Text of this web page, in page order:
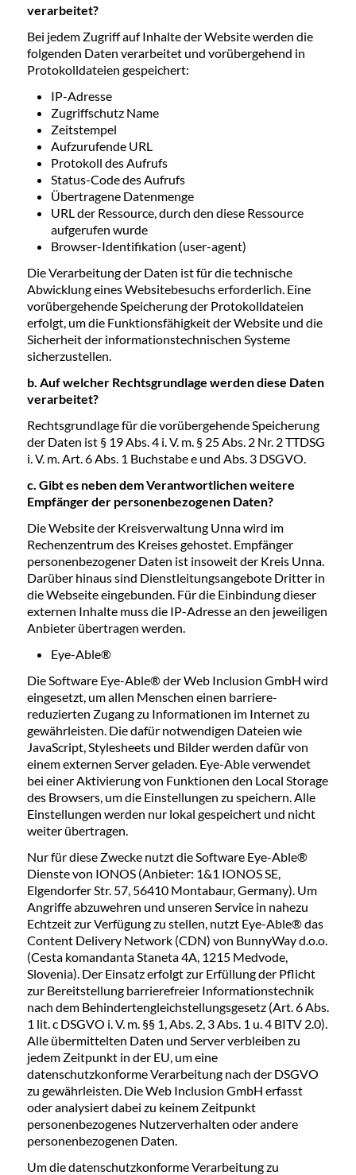
verarbeitet?
Bei jedem Zugriff auf Inhalte der Website werden die
folgenden Daten verarbeitet und vorübergehend in
Protokolldateien gespeichert:
IP-Adresse
Zugriffschutz Name
Zeitstempel
Aufzurufende URL
Protokoll des Aufrufs
Status-Code des Aufrufs
Übertragene Datenmenge
URL der Ressource, durch den diese Ressource
aufgerufen wurde
Browser-Identifikation (user-agent)
Die Verarbeitung der Daten ist für die technische
Abwicklung eines Websitebesuchs erforderlich. Eine
vorübergehende Speicherung der Protokolldateien
erfolgt, um die Funktionsfähigkeit der Website und die
Sicherheit der informationstechnischen Systeme
sicherzustellen.
b. Auf welcher Rechtsgrundlage werden diese Daten
verarbeitet?
Rechtsgrundlage für die vorübergehende Speicherung
der Daten ist § 19 Abs. 4 i. V. m. § 25 Abs. 2 Nr. 2 TTDSG
i. V. m. Art. 6 Abs. 1 Buchstabe e und Abs. 3 DSGVO.
c. Gibt es neben dem Verantwortlichen weitere
Empfänger der personenbezogenen Daten?
Die Website der Kreisverwaltung Unna wird im
Rechenzentrum des Kreises gehostet. Empfänger
personenbezogener Daten ist insoweit der Kreis Unna.
Darüber hinaus sind Dienstleitungsangebote Dritter in
die Webseite eingebunden. Für die Einbindung dieser
externen Inhalte muss die IP-Adresse an den jeweiligen
Anbieter übertragen werden.
Eye-Able®
Die Software Eye-Able® der Web Inclusion GmbH wird
eingesetzt, um allen Menschen einen barriere-
reduzierten Zugang zu Informationen im Internet zu
gewährleisten. Die dafür notwendigen Dateien wie
JavaScript, Stylesheets und Bilder werden dafür von
einem externen Server geladen. Eye-Able verwendet
bei einer Aktivierung von Funktionen den Local Storage
des Browsers, um die Einstellungen zu speichern. Alle
Einstellungen werden nur lokal gespeichert und nicht
weiter übertragen.
Nur für diese Zwecke nutzt die Software Eye-Able®
Dienste von IONOS (Anbieter: 1&1 IONOS SE,
Elgendorfer Str. 57, 56410 Montabaur, Germany). Um
Angriffe abzuwehren und unseren Service in nahezu
Echtzeit zur Verfügung zu stellen, nutzt Eye-Able® das
Content Delivery Network (CDN) von BunnyWay d.o.o.
(Cesta komandanta Staneta 4A, 1215 Medvode,
Slovenia). Der Einsatz erfolgt zur Erfüllung der Pflicht
zur Bereitstellung barrierefreier Informationstechnik
nach dem Behindertengleichstellungsgesetz (Art. 6 Abs.
1 lit. c DSGVO i. V. m. §§ 1, Abs. 2, 3 Abs. 1 u. 4 BITV 2.0).
Alle übermittelten Daten und Server verbleiben zu
jedem Zeitpunkt in der EU, um eine
datenschutzkonforme Verarbeitung nach der DSGVO
zu gewährleisten. Die Web Inclusion GmbH erfasst
oder analysiert dabei zu keinem Zeitpunkt
personenbezogenes Nutzerverhalten oder andere
personenbezogenen Daten.
Um die datenschutzkonforme Verarbeitung zu